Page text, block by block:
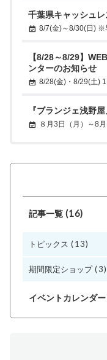
千葉県キャッシュレ
8/7(金)～8/30(日) ※
【8/28～8/29】
ンターのお知らせ
8/28(金)・8/29(土)
『ブランジェ浅野
８月3日（月）～8月
記事一覧 (16)
トピックス (13)
期間限定ショップ(3)
イベントカレンダー